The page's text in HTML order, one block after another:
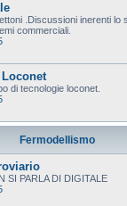
.Discussioni inerenti lo
commerciali.
di tecnologie loconet.
Fermodellismo
SI PARLA DI DIGITALE